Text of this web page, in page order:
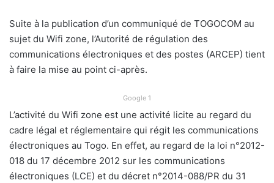
Suite à la publication d’un communiqué de TOGOCOM au
sujet du Wifi zone, l’Autorité de régulation des
communications électroniques et des postes (ARCEP) tient
à faire la mise au point ci-après.
Google 1
L’activité du Wifi zone est une activité licite au regard du
cadre légal et réglementaire qui régit les communications
électroniques au Togo. En effet, au regard de la loi n°2012-
018 du 17 décembre 2012 sur les communications
électroniques (LCE) et du décret n°2014-088/PR du 31